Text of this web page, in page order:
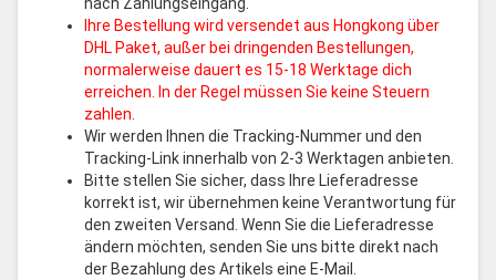
nach Zahlungseingang.
Ihre Bestellung wird versendet aus Hongkong über
DHL Paket, außer bei dringenden Bestellungen,
normalerweise dauert es 15-18 Werktage dich
erreichen. In der Regel müssen Sie keine Steuern
zahlen.
Wir werden Ihnen die Tracking-Nummer und den
Tracking-Link innerhalb von 2-3 Werktagen anbieten.
Bitte stellen Sie sicher, dass Ihre Lieferadresse
korrekt ist, wir übernehmen keine Verantwortung für
den zweiten Versand. Wenn Sie die Lieferadresse
ändern möchten, senden Sie uns bitte direkt nach
der Bezahlung des Artikels eine E-Mail.